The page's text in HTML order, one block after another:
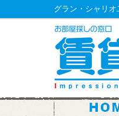
グラン・シャリ